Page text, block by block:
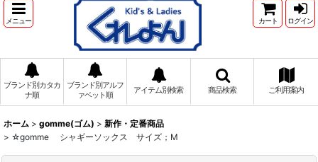
メニュー カート ログイン
ブランド別カタカ
ナ順
ブランド別アルフ
ァベット順
アイテム別検索 商品検索 ご利用案内
ホーム > gomme(ゴム) > 新作・定番商品
> ☆gomme シャギーソックス サイズ；M